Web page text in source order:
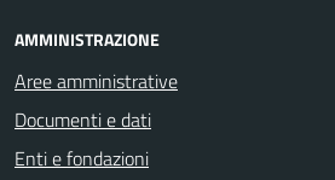
AMMINISTRAZIONE
Aree amministrative
Documenti e dati
Enti e fondazioni